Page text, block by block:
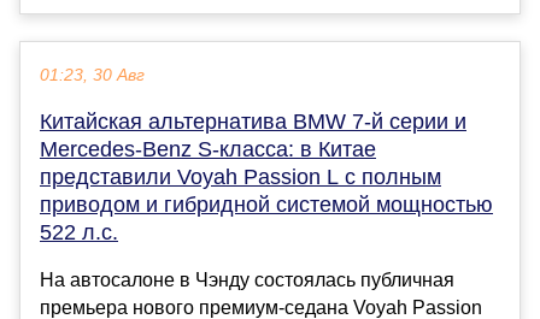
01:23, 30 Авг
Китайская альтернатива BMW 7-й серии и
Mercedes-Benz S-класса: в Китае
представили Voyah Passion L с полным
приводом и гибридной системой мощностью
522 л.с.
На автосалоне в Чэнду состоялась публичная
премьера нового премиум-седана Voyah Passion